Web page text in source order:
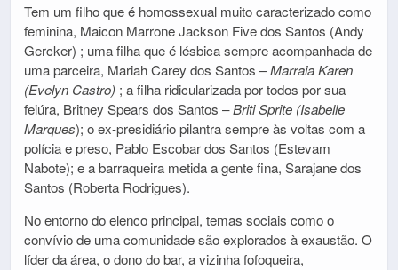
Tem um filho que é homossexual muito caracterizado como
feminina, Maicon Marrone Jackson Five dos Santos (Andy
Gercker) ; uma filha que é lésbica sempre acompanhada de
uma parceira, Mariah Carey dos Santos –Marraia Karen
(Evelyn Castro) ; a filha ridicularizada por todos por sua
feiúra, Britney Spears dos Santos –Briti Sprite (Isabelle
Marques); o ex-presidiário pilantra sempre às voltas com a
polícia e preso, Pablo Escobar dos Santos (Estevam
Nabote); e a barraqueira metida a gente fina, Sarajane dos
Santos (Roberta Rodrigues).
No entorno do elenco principal, temas sociais como o
convívio de uma comunidade são explorados à exaustão. O
líder da área, o dono do bar, a vizinha fofoqueira,